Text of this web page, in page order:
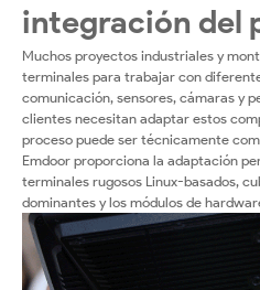
integración del
Muchos proyectos industriales y
terminales para trabajar con
comunicación, sensores, cámaras y
clientes necesitan adaptar estos
proceso puede ser técnicamente
Emdoor proporciona la adaptación
terminales rugosos Linux-basados,
dominantes y los módulos de